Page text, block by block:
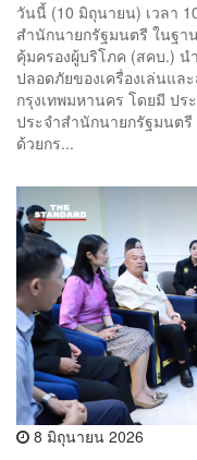
วันนี้ (10 มิถุนายน) เวลา
สำนักนายกรัฐมนตรี ในฐ
คุ้มครองผู้บริโภค (สคบ.)
ปลอดภัยของเครื่องเล่นแ
กรุงเทพมหานคร โดยมี ป
ประจำสำนักนายกรัฐมนต
ด้วยกร...
8 มิถุนายน 2026